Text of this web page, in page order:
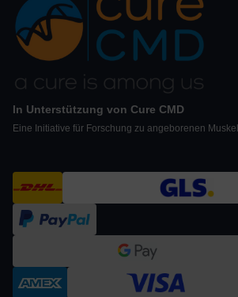
In Unterstützung von Cure CMD
Eine Initiative für Forschung zu angeborenen